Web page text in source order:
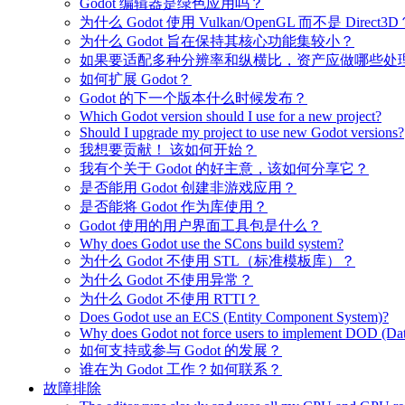
Godot 编辑器是绿色应用吗？
为什么 Godot 使用 Vulkan/OpenGL 而不是 Direct3D
为什么 Godot 旨在保持其核心功能集较小？
如果要适配多种分辨率和纵横比，资产应做哪些处
如何扩展 Godot？
Godot 的下一个版本什么时候发布？
Which Godot version should I use for a new project?
Should I upgrade my project to use new Godot versions?
我想要贡献！ 该如何开始？
我有个关于 Godot 的好主意，该如何分享它？
是否能用 Godot 创建非游戏应用？
是否能将 Godot 作为库使用？
Godot 使用的用户界面工具包是什么？
Why does Godot use the SCons build system?
为什么 Godot 不使用 STL（标准模板库）？
为什么 Godot 不使用异常？
为什么 Godot 不使用 RTTI？
Does Godot use an ECS (Entity Component System)?
Why does Godot not force users to implement DOD
如何支持或参与 Godot 的发展？
谁在为 Godot 工作？如何联系？
故障排除